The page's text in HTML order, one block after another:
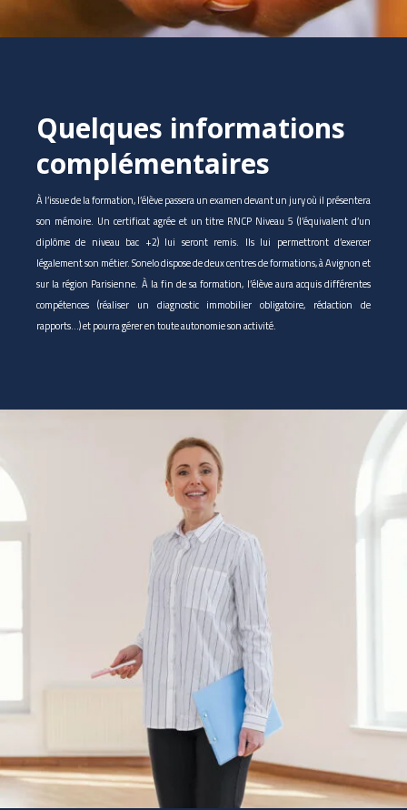
Quelques informations
complémentaires
À l’issue de la formation, l’élève passera un examen devant un jury où il présentera
son mémoire. Un certificat agrée et un titre RNCP Niveau 5 (l’équivalent d’un
diplôme de niveau bac +2) lui seront remis. Ils lui permettront d’exercer
légalement son métier. Sonelo dispose de deux centres de formations, à Avignon et
sur la région Parisienne. À la fin de sa formation, l’élève aura acquis différentes
compétences (réaliser un diagnostic immobilier obligatoire, rédaction de
rapports…) et pourra gérer en toute autonomie son activité.